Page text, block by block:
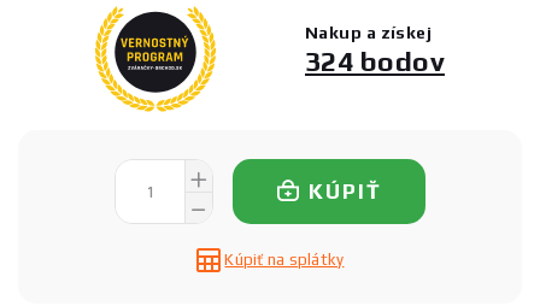
Nakup a získej
324 bodov
KÚPIŤ
Kúpiť na splátky